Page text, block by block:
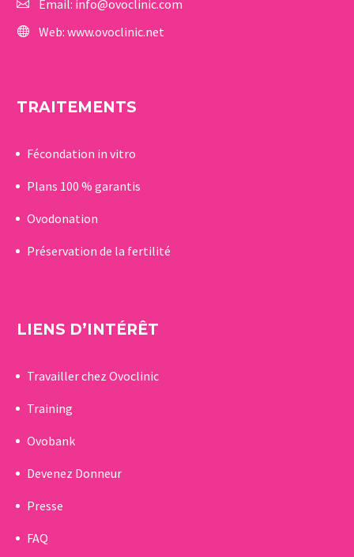
Email: info@ovoclinic.com
Web: www.ovoclinic.net
TRAITEMENTS
Fécondation in vitro
Plans 100 % garantis
Ovodonation
Préservation de la fertilité
LIENS D’INTÉRÊT
Travailler chez Ovoclinic
Training
Ovobank
Devenez Donneur
Presse
FAQ